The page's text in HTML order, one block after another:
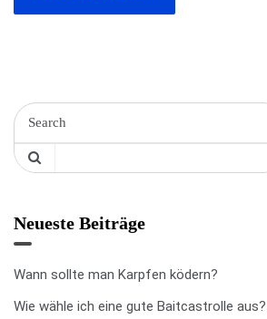
n
Neueste Beiträge
Wann sollte man Karpfen ködern?
Wie wähle ich eine gute Baitcastrolle aus?